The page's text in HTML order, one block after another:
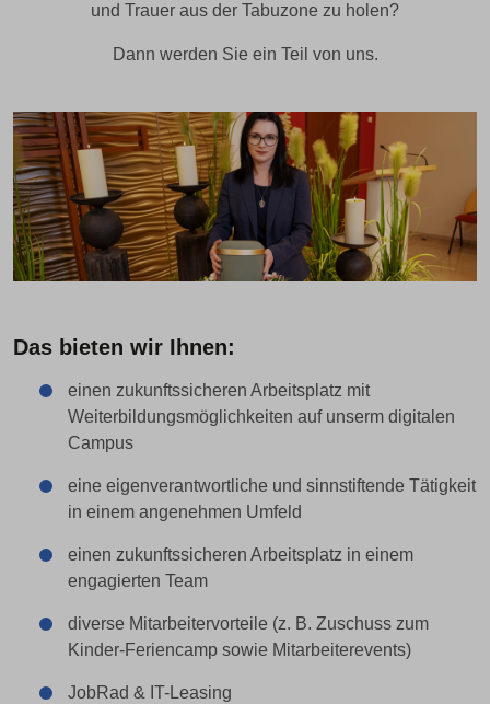
und Trauer aus der Tabuzone zu holen?
Dann werden Sie ein Teil von uns.
Das bieten wir Ihnen:
einen zukunftssicheren Arbeitsplatz mit
Weiterbildungsmöglichkeiten auf unserm digitalen
Campus
eine eigenverantwortliche und sinnstiftende Tätigkeit
in einem angenehmen Umfeld
einen zukunftssicheren Arbeitsplatz in einem
engagierten Team
diverse Mitarbeitervorteile (z. B. Zuschuss zum
Kinder-Feriencamp sowie Mitarbeiterevents)
JobRad & IT-Leasing